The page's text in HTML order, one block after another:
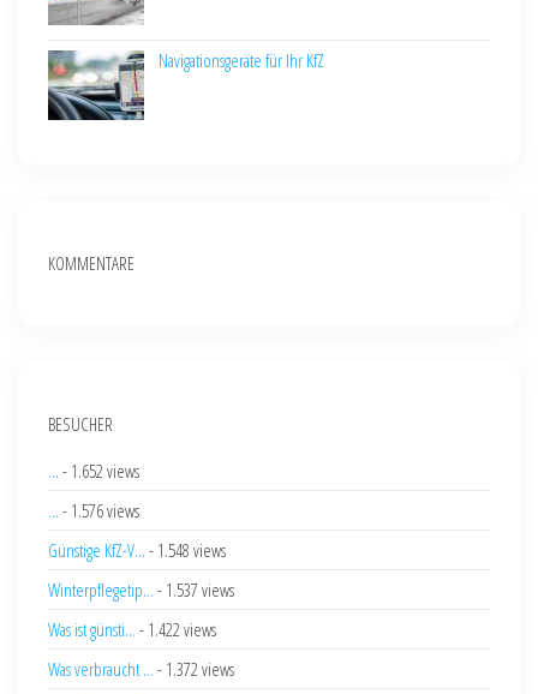
Navigationsgeräte für Ihr KfZ
KOMMENTARE
BESUCHER
... - 1.652 views
... - 1.576 views
Günstige KfZ-V... - 1.548 views
Winterpflegetip... - 1.537 views
Was ist günsti... - 1.422 views
Was verbraucht ... - 1.372 views